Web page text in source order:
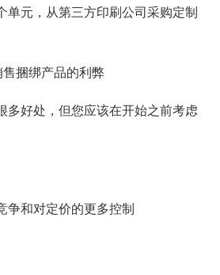
单元，从第三方印刷公司采购定制
捆绑产品的利弊
多好处，但您应该在开始之前考虑
争和对定价的更多控制